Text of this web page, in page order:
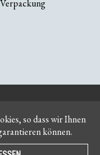
so dass wir Ihnen
können.
Impressum
AGB